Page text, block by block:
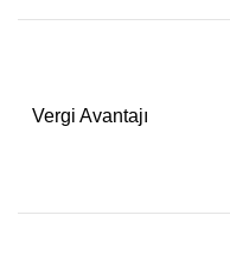
Vergi Avantajı